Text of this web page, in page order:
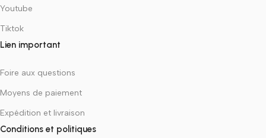
Youtube
Tiktok
Lien important
Foire aux questions
Moyens de paiement
Expédition et livraison
Conditions et politiques